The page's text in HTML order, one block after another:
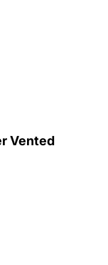
Vented